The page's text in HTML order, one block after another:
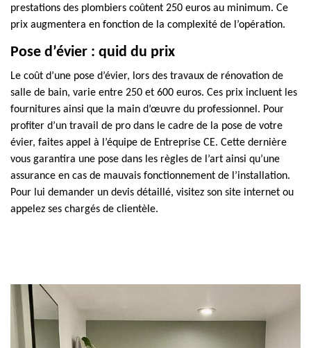
prestations des plombiers coûtent 250 euros au minimum. Ce
prix augmentera en fonction de la complexité de l’opération.
Pose d’évier : quid du prix
Le coût d’une pose d’évier, lors des travaux de rénovation de
salle de bain, varie entre 250 et 600 euros. Ces prix incluent les
fournitures ainsi que la main d’œuvre du professionnel. Pour
profiter d’un travail de pro dans le cadre de la pose de votre
évier, faites appel à l’équipe de Entreprise CE. Cette dernière
vous garantira une pose dans les règles de l’art ainsi qu’une
assurance en cas de mauvais fonctionnement de l’installation.
Pour lui demander un devis détaillé, visitez son site internet ou
appelez ses chargés de clientèle.